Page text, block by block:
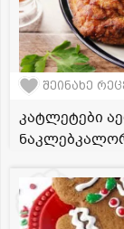
შეინახე
კატლეტები